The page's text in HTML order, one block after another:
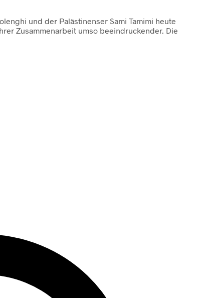
und der Palästinenser Sami Tamimi heute
Zusammenarbeit umso beeindruckender. Die